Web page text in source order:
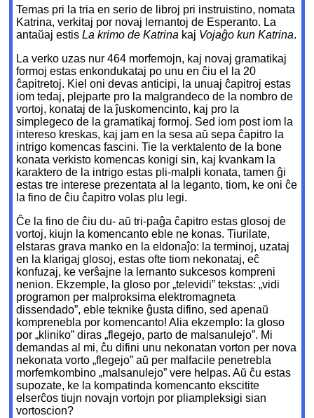
Temas pri la tria en serio de libroj pri instruistino, nomata
Katrina, verkitaj por novaj lernantoj de Esperanto. La
antaŭaj estisLa krimo de Katrina kaj Vojaĝo kun Katrina.
La verko uzas nur 464 morfemojn, kaj novaj gramatikaj
formoj estas enkondukataj po unu en ĉiu el la 20
ĉapitretoj. Kiel oni devas anticipi, la unuaj ĉapitroj estas
iom tedaj, plejparte pro la malgrandeco de la nombro de
vortoj, konataj de la ĵuskomencinto, kaj pro la
simplegeco de la gramatikaj formoj. Sed iom post iom la
intereso kreskas, kaj jam en la sesa aŭ sepa ĉapitro la
intrigo komencas fascini. Tie la verktalento de la bone
konata verkisto komencas konigi sin, kaj kvankam la
karaktero de la intrigo estas pli-malpli konata, tamen ĝi
estas tre interese prezentata al la leganto, tiom, ke oni ĉe
la fino de ĉiu ĉapitro volas plu legi.
Ĉe la fino de ĉiu du- aŭ tri-paĝa ĉapitro estas glosoj de
vortoj, kiujn la komencanto eble ne konas. Tiurilate,
elstaras grava manko en la eldonaĵo: la terminoj, uzataj
en la klarigaj glosoj, estas ofte tiom nekonataj, eĉ
konfuzaj, ke verŝajne la lernanto sukcesos kompreni
nenion. Ekzemple, la gloso por „televidi” tekstas: „vidi
programon per malproksima elektromagneta
dissendado”, eble teknike ĝusta difino, sed apenaŭ
komprenebla por komencanto! Alia ekzemplo: la gloso
por „kliniko” diras „flegejo, parto de malsanulejo”. Mi
demandas al mi, ĉu difini unu nekonatan vorton per nova
nekonata vorto „flegejo” aŭ per malfacile penetrebla
morfemkombino „malsanulejo” vere helpas. Aŭ ĉu estas
supozate, ke la kompatinda komencanto ekscitite
elserĉos tiujn novajn vortojn por pliampleksigi sian
vortoscion?